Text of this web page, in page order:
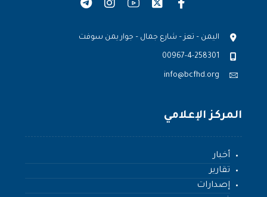
اليمن – تعز – شارع جمال – جوار يمن سوفت
00967-4-258301
info@bcfhd.org
المركز الإعلامي
أخبار
تقارير
إصدارات